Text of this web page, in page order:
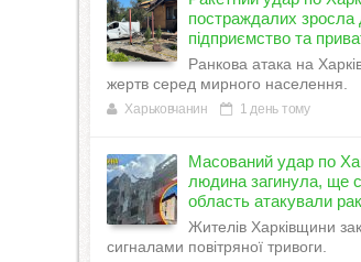
постраждалих
підприємство та
Ранкова атака на
жертв серед мирного населення.
Харьковчанин 1 день тому
Масований удар по
людина загинула, ще
область атакували
Жителів Харківщини
сигналами повітряної тривоги.